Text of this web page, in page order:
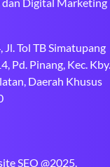
Tol TB Simatupang
Pd. Pinang, Kec. Kby.
Daerah Khusus
SEO @2025.